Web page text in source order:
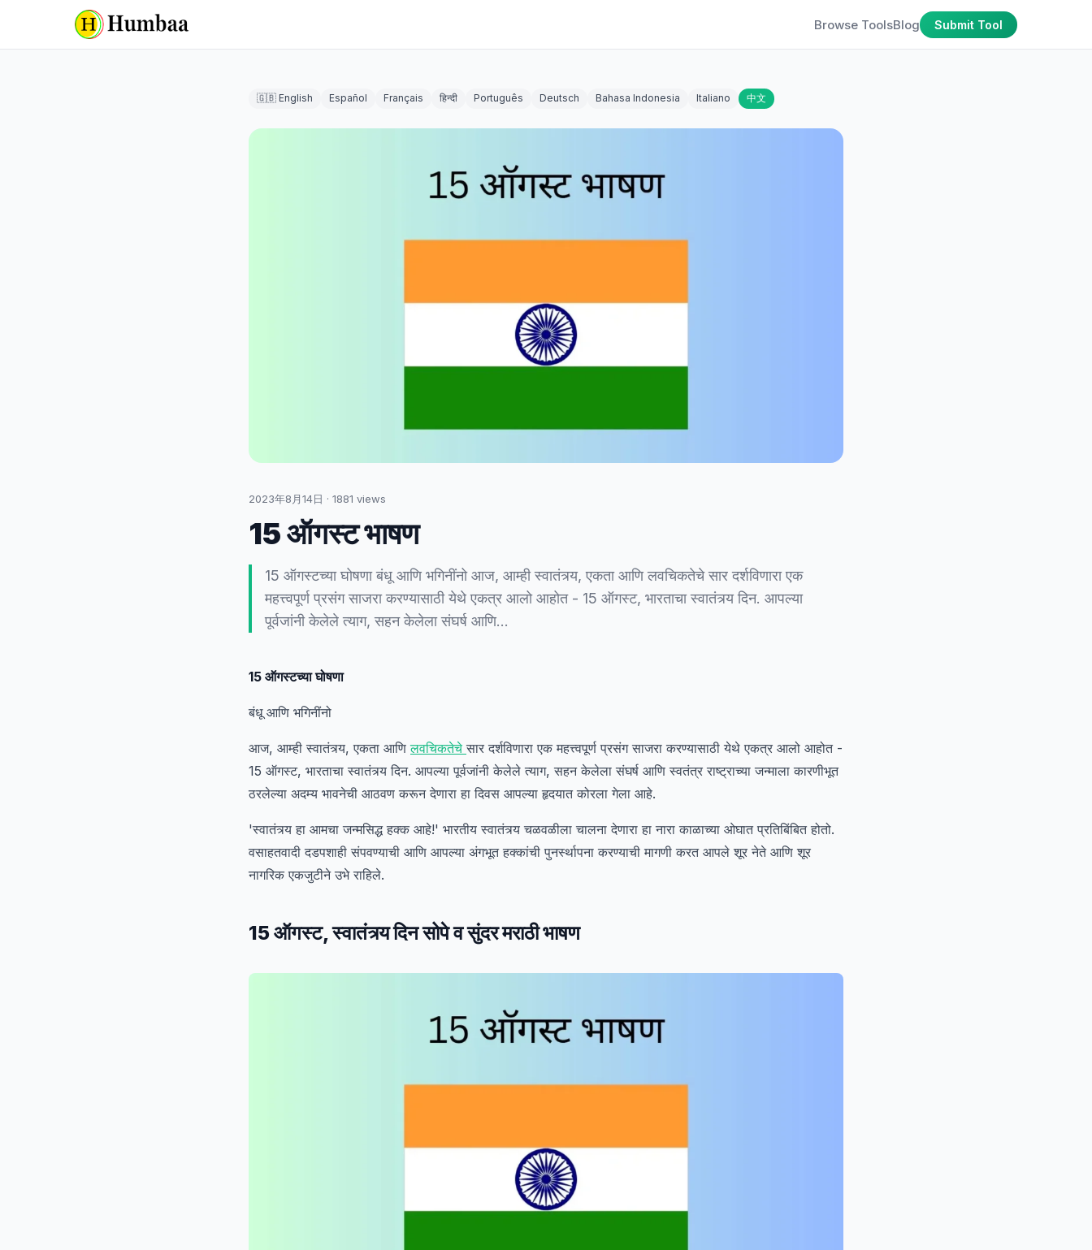
Browse ToolsBlog Submit Tool
🇬🇧 English Español Français हिन्दी Português Deutsch Bahasa Indonesia Italiano 中文
2023年8月14日 · 1881 views
15 ऑगस्ट भाषण
15 ऑगस्टच्या घोषणा बंधू आणि भगिनींनो आज, आम्ही स्वातंत्र्य, एकता आणि लवचिकतेचे सार दर्शविणारा एक
महत्त्वपूर्ण प्रसंग साजरा करण्यासाठी येथे एकत्र आलो आहोत - 15 ऑगस्ट, भारताचा स्वातंत्र्य दिन. आपल्या
पूर्वजांनी केलेले त्याग, सहन केलेला संघर्ष आणि…
15 ऑगस्टच्या घोषणा
बंधू आणि भगिनींनो
आज, आम्ही स्वातंत्र्य, एकता आणिलवचिकतेचेसार दर्शविणारा एक महत्त्वपूर्ण प्रसंग साजरा करण्यासाठी येथे एकत्र आलो आहोत -
15 ऑगस्ट, भारताचा स्वातंत्र्य दिन. आपल्या पूर्वजांनी केलेले त्याग, सहन केलेला संघर्ष आणि स्वतंत्र राष्ट्राच्या जन्माला कारणीभूत
ठरलेल्या अदम्य भावनेची आठवण करून देणारा हा दिवस आपल्या हृदयात कोरला गेला आहे.
'स्वातंत्र्य हा आमचा जन्मसिद्ध हक्क आहे!' भारतीय स्वातंत्र्य चळवळीला चालना देणारा हा नारा काळाच्या ओघात प्रतिबिंबित होतो.
वसाहतवादी दडपशाही संपवण्याची आणि आपल्या अंगभूत हक्कांची पुनर्स्थापना करण्याची मागणी करत आपले शूर नेते आणि शूर
नागरिक एकजुटीने उभे राहिले.
15 ऑगस्ट, स्वातंत्र्य दिन सोपे व सुंदर मराठी भाषण